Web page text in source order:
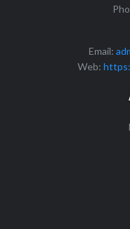
Email:
Web: